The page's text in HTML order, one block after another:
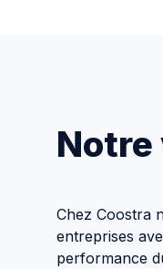
Chez Coostra
entreprises
performance